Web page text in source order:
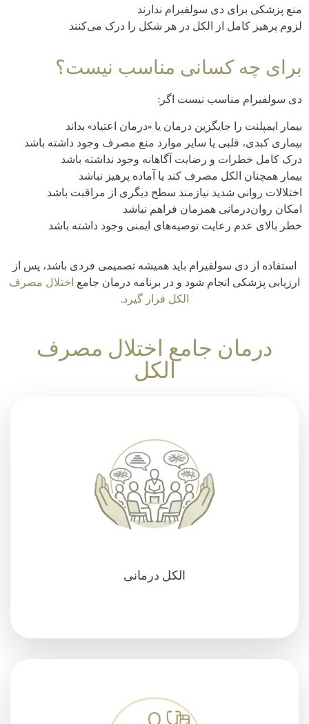
منع پزشکی برای دی سولفیرام ندارند
لزوم پرهیز کامل از الکل در هر شکل را درک می‌کنند
برای چه کسانی مناسب نیست؟
دی سولفیرام مناسب نیست اگر:
بیمار ایمپلنت را جایگزین درمان یا «درمان اعتیاد» بداند
بیماری کبدی، قلبی یا سایر موارد منع مصرف وجود داشته باشد
درک کامل خطرات و رضایت آگاهانه وجود نداشته باشد
بیمار همچنان الکل مصرف کند یا آماده پرهیز نباشد
اختلالات روانی شدید نیازمند سطح دیگری از مراقبت باشد
امکان روان‌درمانی همزمان فراهم نباشد
خطر بالای عدم رعایت توصیه‌های ایمنی وجود داشته باشد
استفاده از دی سولفیرام باید همیشه تصمیمی فردی باشد، پس از
ارزیابی پزشکی انجام شود و در برنامه درمان جامع اختلال مصرف
الکل قرار گیرد.
درمان جامع اختلال مصرف
الکل
الکل درمانی